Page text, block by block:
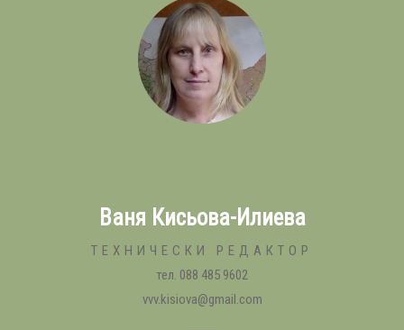
Ваня Кисьова-Илиева
ТЕХНИЧЕСКИ РЕДАКТОР
тел. 088 485 9602
vvv.kisiova@gmail.com